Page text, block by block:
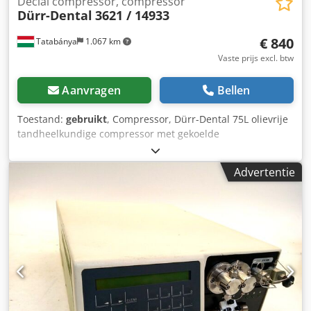
Tatabánya 1.067 km
Dürr-Dental 3621 / 14933
€ 840
Vaste prijs excl. btw
Aanvragen Bellen
Toestand: gebruikt, Compressor, Dürr-Dental 75L olievrije
tandheelkundige compressor met gekoelde
persluchtdroger, gebruikte machine Fabrikant: Dürr Dental
GmbH Type: 3621 / 14933 Totale afmetingen: Breedte: 700
mm Diepte: 550 mm Hoogte: 890 mm Gewicht: 95 kg
kW Aanzuigcapaciteit: 235 liter/minuut Maximale
werkdruk: 10 bar Toerental: 1420 tpm Uitvoering: 3-
cilinder, eentraps, volledig olievrije compressorunit Djdpoy
Udfmofx Abljkr Bouwjaar: 1983 (zeer robuuste, extreem
duurzame gietijzeren constructie) Stroomvoorziening: 400
V Het bijzondere aan deze unit is de af fabriek
gemonteerde hoogwaardige gekoelde
persluchtdroger/condensatie-unit (de koperen spoelkolom
Advertentie